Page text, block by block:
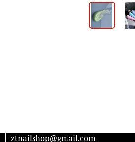
ztnailshop@gmail.com